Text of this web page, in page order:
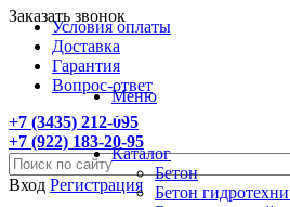
Условия оплаты
Доставка
Гарантия
Вопрос-ответ
+7 (3435) 212-095
+7 (922) 183-20-95
Заказать звонок
Вход Регистрация
Меню
Каталог
Бетон
Бетон